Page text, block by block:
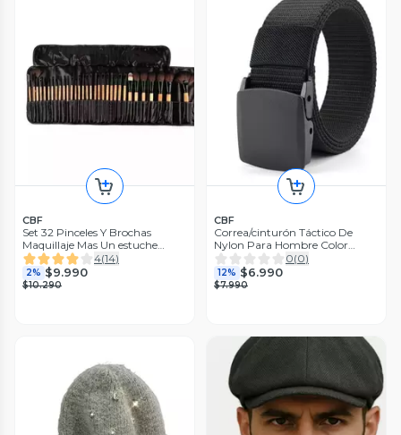
CBF
Set 32 Pinceles Y Brochas
Maquillaje Mas Un estuche
Organizador 4(14)
2% $9.990
$10.290
CBF
Correa/cinturón Táctico De
Nylon Para Hombre Color
Negro Negro Estándar
0(0)
12% $6.990
$7.990